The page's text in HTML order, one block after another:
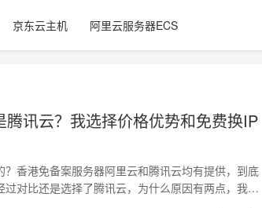
京东云主机 阿里云服务器ECS
讯云？我选择价格优势和免费换IP
香港免备案服务器阿里云和腾讯云均有提供，到底
对比还是选择了腾讯云，为什么原因有两点，我购